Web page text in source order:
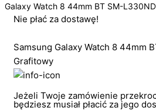
Galaxy Watch 8 44mm BT SM-
Nie płać za dostawę!
Samsung Galaxy Watch 8 44mm
Grafitowy
Jeżeli Twoje zamówienie
będziesz musiał płacić za jego